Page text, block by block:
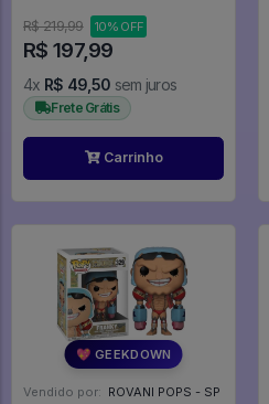
R$ 219,99 10% OFF
R$ 197,99
4x R$ 49,50 sem juros
Frete Grátis
Carrinho
💖 GEEKDOWN
Vendido por: ROVANI POPS - SP